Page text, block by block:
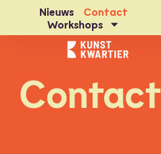
Nieuws
Contact
Workshops
Contact